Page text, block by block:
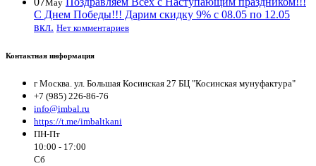
May
С Днем Победы!!! Дарим скидку 9% с 08.05 по 12.05
вкл. Нет комментариев
Контактная информация
г Москва. ул. Большая Косинская 27 БЦ "Косинская мунуфактура"
+7 (985) 226-86-76
info@imbal.ru
https://t.me/imbaltkani
ПН-Пт
10:00 - 17:00
Сб